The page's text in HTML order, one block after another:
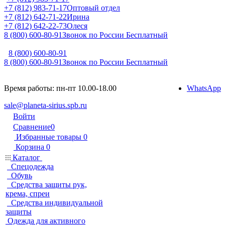
+7 (812) 983-71-17Оптовый отдел
+7 (812) 642-71-22Ирина
+7 (812) 642-22-73Олеся
8 (800) 600-80-91Звонок по России Бесплатный
8 (800) 600-80-91
8 (800) 600-80-91Звонок по России Бесплатный
Время работы: пн-пт 10.00-18.00
sale@planeta-sirius.spb.ru
WhatsApp
Войти
Сравнение0
Избранные товары 0
Корзина 0
Каталог
Спецодежда
Обувь
Средства защиты рук,
крема, спреи
Средства индивидуальной
защиты
Одежда для активного